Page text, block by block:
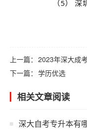
（5） 深
上一篇： 2023年深大成
下一篇： 学历优选
相关文章阅读
深大自考专升本有